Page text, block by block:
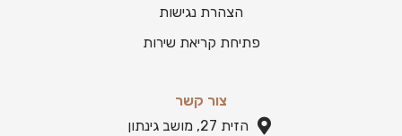
הצהרת נגישות
פתיחת קריאת שירות
צור קשר
הזית 27, מושב גינתון